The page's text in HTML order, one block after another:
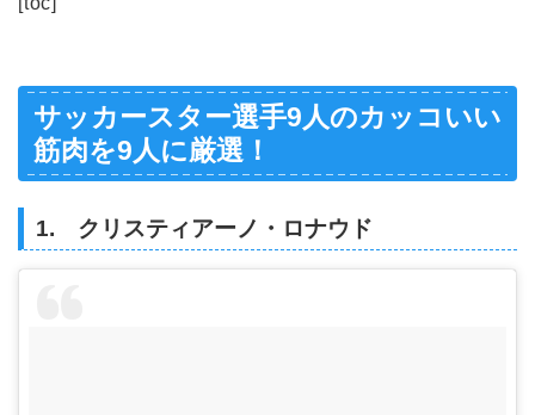
サッカースター選手9人のカッコいい
筋肉を9人に厳選！
1. クリスティアーノ・ロナウド